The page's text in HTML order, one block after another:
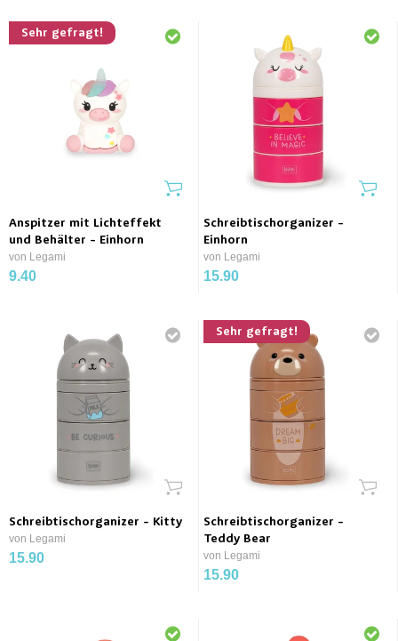
Sehr gefragt!
Anspitzer mit Lichteffekt
und Behälter - Einhorn
von Legami
9.40
Schreibtischorganizer -
Einhorn
von Legami
15.90
Schreibtischorganizer - Kitty
von Legami
15.90
Sehr gefragt!
Schreibtischorganizer -
Teddy Bear
von Legami
15.90